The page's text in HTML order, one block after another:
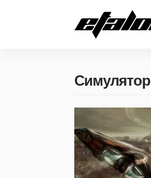
Симулятор